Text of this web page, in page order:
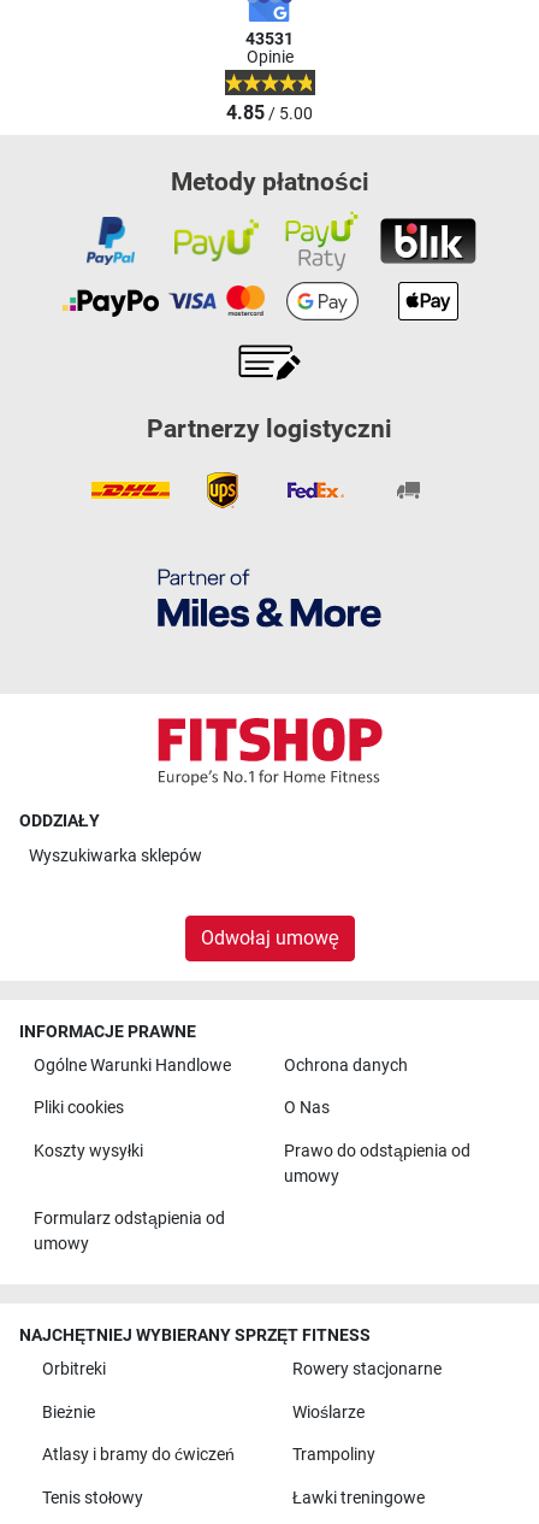
43531
Opinie
4.85/ 5.00
Metody płatności
Partnerzy logistyczni
ODDZIAŁY
Wyszukiwarka sklepów
Odwołaj umowę
INFORMACJE PRAWNE
Ogólne Warunki Handlowe
Ochrona danych
Pliki cookies O Nas
Koszty wysyłki
Prawo do odstąpienia od
umowy
Formularz odstąpienia od
umowy
NAJCHĘTNIEJ WYBIERANY SPRZĘT FITNESS
Orbitreki
Rowery stacjonarne
Bieżnie Wioślarze
Atlasy i bramy do ćwiczeń Trampoliny
Tenis stołowy Ławki treningowe